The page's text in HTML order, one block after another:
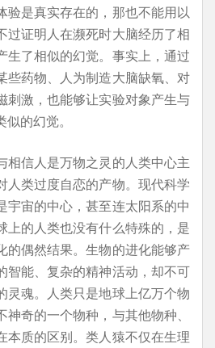
验是真实存在的，那也不能用以
过证明人在濒死时大脑经历了相
生了相似的幻觉。事实上，通过
些药物、人为制造大脑缺氧、对
刺激，也能够让实验对象产生与
的幻觉。
相信人是万物之灵的人类中心主
人类过度自恋的产物。现代科学
宇宙的中心，甚至连太阳系的中
上的人类也没有什么特殊的，是
的偶然结果。生物的进化能够产
智能、复杂的精神活动，却不可
灵魂。人类只是地球上亿万个物
奇的一个物种，与其他物种、
本质的区别。类人猿不仅在生理